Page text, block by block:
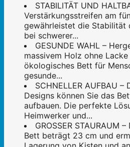
STABILITÄT UND
Verstärkungsstreifen am
gewährleistet die Stabilität
bei schwerer...
GESUNDE WAHL –
massivem Holz ohne
ökologisches Bett für
gesunde...
SCHNELLER AUFBAU
Designs können Sie das
aufbauen. Die perfekte
Heimwerker und...
GROSSER STAURAUM
Bett beträgt 23 cm und